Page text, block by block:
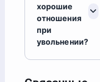
хорошие
отношения
при
увольнении?